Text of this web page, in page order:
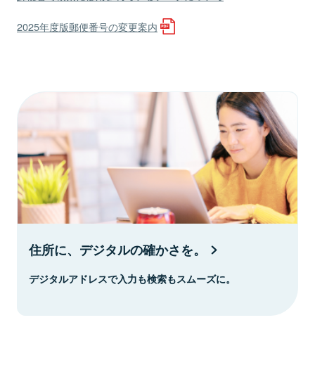
2025年度版郵便番号の変更案内
住所に、デジタルの確かさを。
デジタルアドレスで入力も検索もスムーズに。